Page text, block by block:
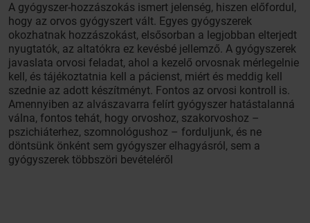
A gyógyszer-hozzászokás ismert jelenség, hiszen előfordul,
hogy az orvos gyógyszert vált. Egyes gyógyszerek
okozhatnak hozzászokást, elsősorban a legjobban elterjedt
nyugtatók, az altatókra ez kevésbé jellemző. A gyógyszerek
javaslata orvosi feladat, ahol a kezelő orvosnak mérlegelnie
kell, és tájékoztatnia kell a pácienst, miért és meddig kell
szednie az adott készítményt. Fontos az orvosi kontroll is.
Amennyiben az alvászavarra felírt gyógyszer hatástalanná
válna, fontos tehát, hogy orvoshoz, szakorvoshoz –
pszichiáterhez, szomnológushoz – forduljunk, és ne
döntsünk önként sem gyógyszer elhagyásról, sem a
gyógyszerek többszöri bevételéről